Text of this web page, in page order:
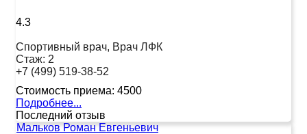
4.3
Спортивный врач, Врач ЛФК
Стаж: 2
+7 (499) 519-38-52
Стоимость приема: 4500
Подробнее...
Последний отзыв
Мальков Роман Евгеньевич